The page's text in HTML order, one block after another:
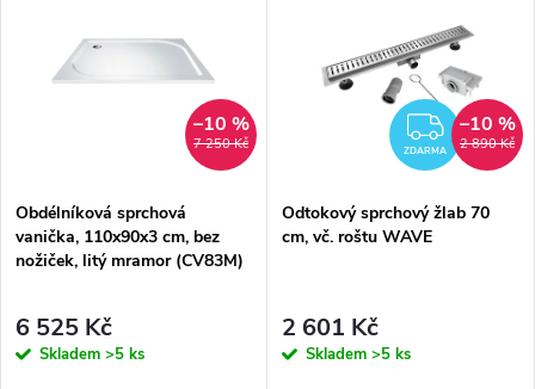
7 250 Kč
–10 %
Obdélníková sprchová
vanička, 110x90x3 cm, bez
nožiček, litý mramor (CV83M)
6 525 Kč
Skladem >5 ks
ZDARMA 2 890 Kč
–10 %
Odtokový sprchový žlab 70
cm, vč. roštu WAVE
2 601 Kč
Skladem >5 ks